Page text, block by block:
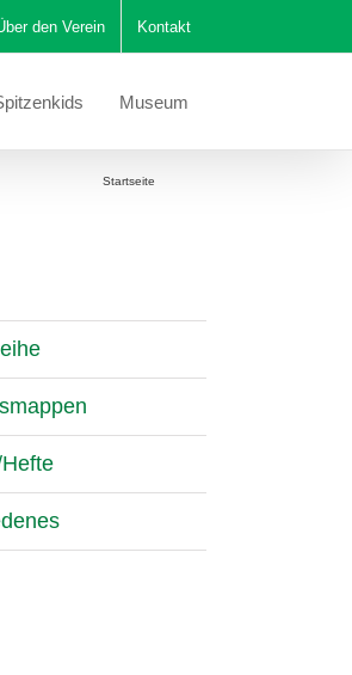
den Verein Kontakt
Museum
Startseite